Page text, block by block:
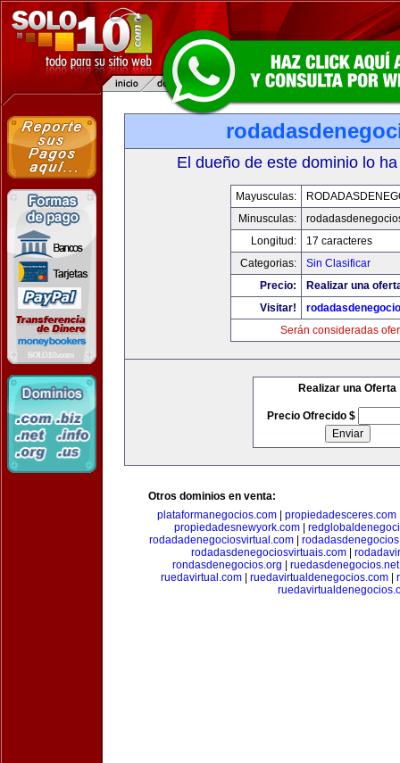
El dueño de este dominio lo
Mayusculas:
Minusculas:
Longitud:
17 caracteres
Categorias:
Sin Clasificar
Precio:
Realizar una
Visitar!
Serán consideradas
Realizar una Oferta
Precio Ofrecido $
Otros dominios en venta:
plataformanegocios.com
propiedadesceres.com
propiedadesnewyork.com|
rodadadenegociosvirtual.com|
rodadasdenegociosvirtuais.com|
rondasdenegocios.org
ruedasdenegocios.net
ruedavirtual.com| ruedavirtualdenegocios.com|